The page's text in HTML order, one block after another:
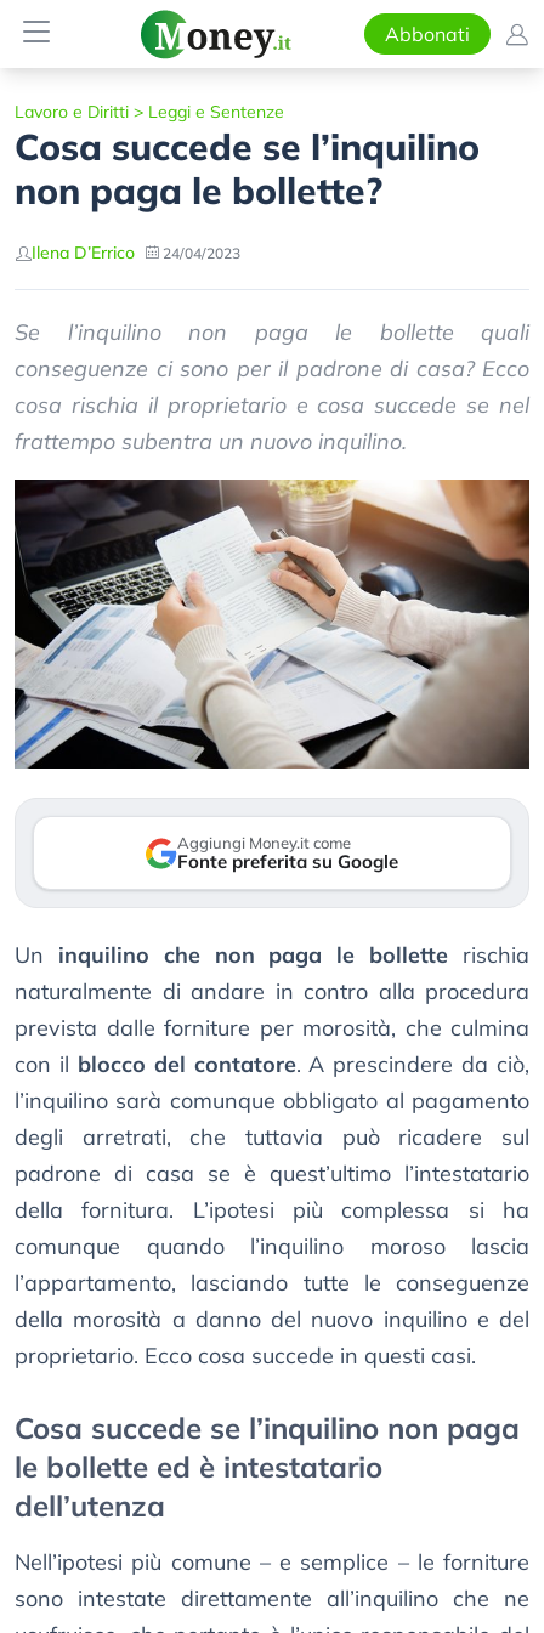
Abbonati
Lavoro e Diritti > Leggi e Sentenze
Cosa succede se l’inquilino
non paga le bollette?
Ilena D’Errico 24/04/2023
Se l’inquilino non paga le bollette quali
conseguenze ci sono per il padrone di casa? Ecco
cosa rischia il proprietario e cosa succede se nel
frattempo subentra un nuovo inquilino.
Aggiungi Money.it come
Fonte preferita su Google
Un inquilino che non paga le bollette rischia
naturalmente di andare in contro alla procedura
prevista dalle forniture per morosità, che culmina
con il blocco del contatore. A prescindere da ciò,
l’inquilino sarà comunque obbligato al pagamento
degli arretrati, che tuttavia può ricadere sul
padrone di casa se è quest’ultimo l’intestatario
della fornitura. L’ipotesi più complessa si ha
comunque quando l’inquilino moroso lascia
l’appartamento, lasciando tutte le conseguenze
della morosità a danno del nuovo inquilino e del
proprietario. Ecco cosa succede in questi casi.
Cosa succede se l’inquilino non paga
le bollette ed è intestatario
dell’utenza
Nell’ipotesi più comune – e semplice – le forniture
sono intestate direttamente all’inquilino che ne